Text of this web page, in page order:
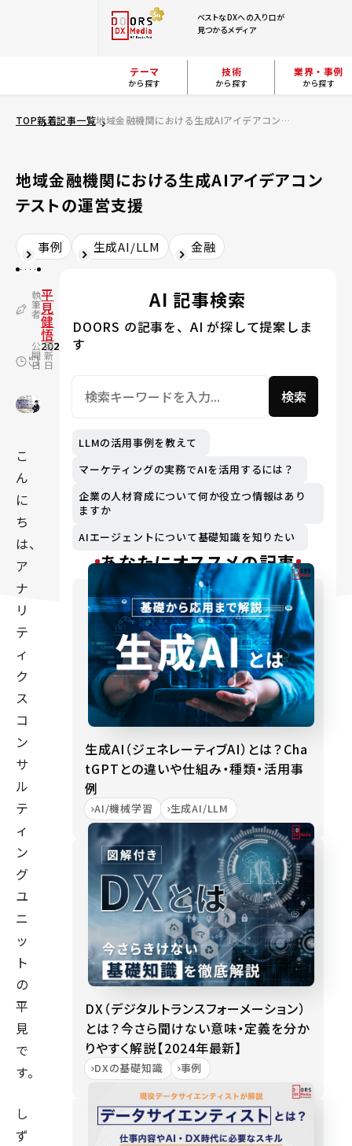
ベストなDXへの入り口が
見つかるメディア
テーマ
から探す
技術
から探す
業界・事例
から探す
TOP新着記事一覧 地域金融機関における生成AIアイデアコンテストの運営支援
地域金融機関における生成AIアイデアコン
テストの運営支援
事例 生成AI/LLM 金融
執
筆
者
平
見
健
悟
公
開
日
2026.02.19
更
新
日
2026.02.19
こ
ん
に
ち
は、
ア
ナ
リ
テ
ィ
ク
ス
コ
ン
サ
ル
テ
ィ
ン
グ
ユ
ニ
ッ
ト
の
平
見
で
す。
し
ず
AI 記事検索
DOORS の記事を、AI が探して提案しま
す
検索
LLMの活用事例を教えて
マーケティングの実務でAIを活用するには？
企業の人材育成について何か役立つ情報はあり
ますか
AIエージェントについて基礎知識を知りたい
あなたにオススメの記事
生成AI（ジェネレーティブAI）とは？Cha
tGPTとの違いや仕組み・種類・活用事
例
AI/機械学習 生成AI/LLM
DX（デジタルトランスフォーメーション）
とは？今さら聞けない意味・定義を分か
りやすく解説【2024年最新】
DXの基礎知識 事例